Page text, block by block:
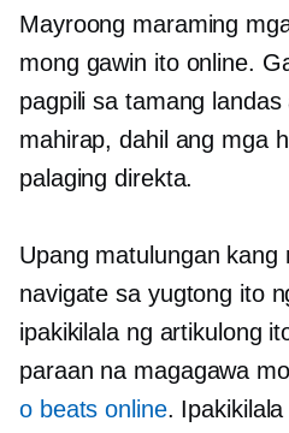
Mayroong maraming
mong gawin ito online.
pagpili sa tamang
mahirap, dahil ang mga
palaging direkta.
Upang matulungan kang
navigate sa yugtong ito
ipakikilala ng artikulong
paraan na magagawa mo
o beats online.